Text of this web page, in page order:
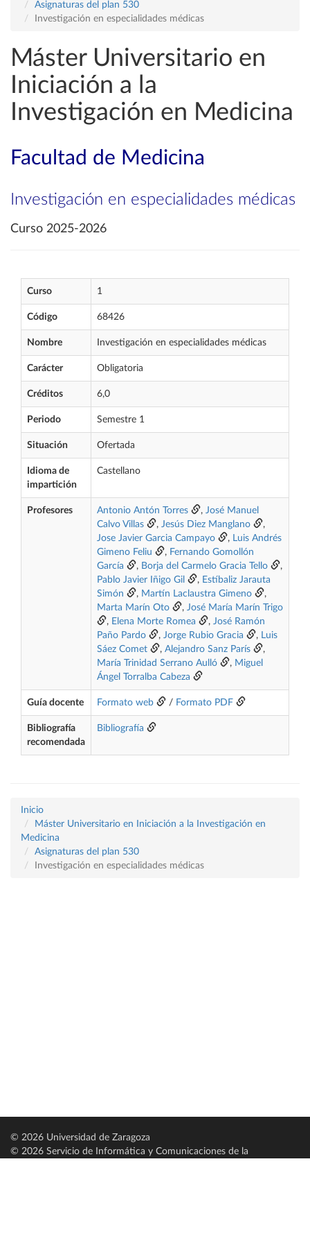
Asignaturas del plan 530
Investigación en especialidades médicas
Máster Universitario en
Iniciación a la
Investigación en Medicina
Facultad de Medicina
Investigación en especialidades médicas
Curso 2025-2026
Curso 1
Código 68426
Nombre Investigación en especialidades médicas
Carácter Obligatoria
Créditos 6,0
Periodo Semestre 1
Situación Ofertada
Idioma de
impartición
Castellano
Profesores Antonio Antón Torres , José Manuel
Calvo Villas
, Jesús Diez Manglano
,
Jose Javier Garcia Campayo
, Luis Andrés
Gimeno Feliu
, Fernando Gomollón
García
, Borja del Carmelo Gracia Tello
,
Pablo Javier Iñigo Gil
, Estíbaliz Jarauta
Simón
, Martín Laclaustra Gimeno
,
Marta Marín Oto
, José María Marín Trigo
, Elena Morte Romea , José Ramón
Paño Pardo
, Jorge Rubio Gracia , Luis
Sáez Comet
, Alejandro Sanz París
,
María Trinidad Serrano Aulló
, Miguel
Ángel Torralba Cabeza
Guía docente Formato web / Formato PDF
Bibliografía
recomendada
Bibliografía
Inicio
Máster Universitario en Iniciación a la Investigación en
Medicina
Asignaturas del plan 530
Investigación en especialidades médicas
© 2026 Universidad de Zaragoza
© 2026 Servicio de Informática y Comunicaciones de la